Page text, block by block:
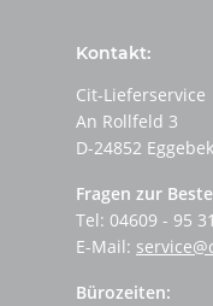
Kontakt:
Cit-Lieferservice
An Rollfeld 3
D-24852
Fragen zur
Tel: 04609 - 95
E-Mail:
Bürozeiten: